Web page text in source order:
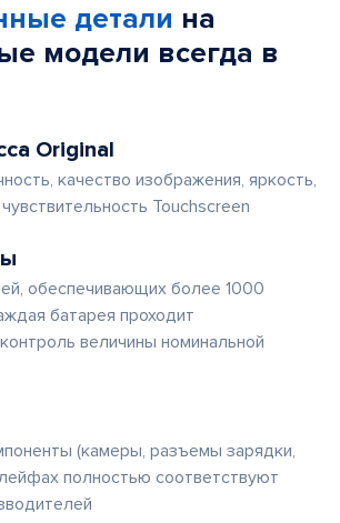
детали на
модели всегда в
Original
качество изображения, яркость,
Touchscreen
обеспечивающих более 1000
батарея проходит
величины номинальной
(камеры, разъемы зарядки,
полностью соответствуют